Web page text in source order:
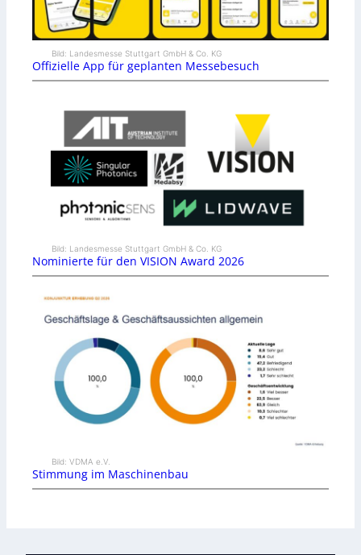
Bild: Landesmesse Stuttgart GmbH & Co. KG
Offizielle App für geplanten Messebesuch
Bild: Landesmesse Stuttgart GmbH & Co. KG
Nominierte für den VISION Award 2026
Bild: VDMA e.V.
Stimmung im Maschinenbau